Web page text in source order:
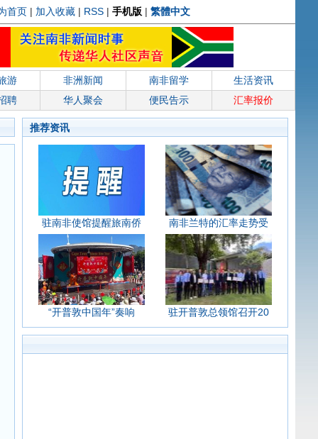
首页 | 加入收藏 | RSS | 手机版 | 繁體中文
游 非洲新闻 南非留学
生活资讯
聘
华人聚会 便民告示 汇率报价
推荐资讯
驻南非使馆提醒旅南侨 南非兰特的汇率走势受
“开普敦中国年”奏响 驻开普敦总领馆召开20